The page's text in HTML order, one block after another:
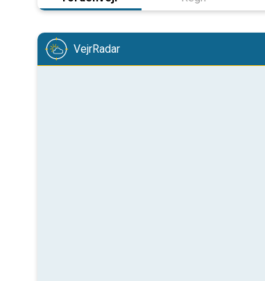
VejrRadar